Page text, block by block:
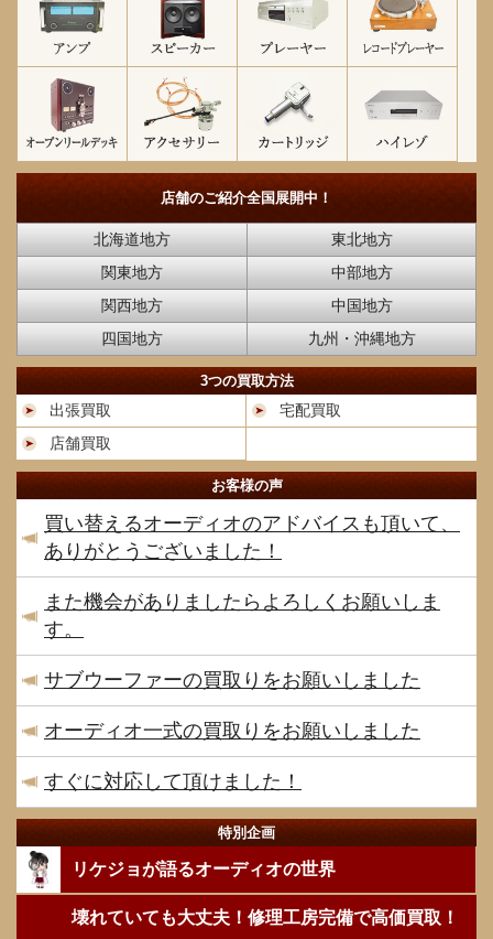
店舗のご紹介全国展開中！
北海道地方
東北地方
関東地方
中部地方
関西地方
中国地方
四国地方
九州・沖縄地方
3つの買取方法
出張買取
宅配買取
店舗買取
お客様の声
買い替えるオーディオのアドバイスも頂いて、
ありがとうございました！
また機会がありましたらよろしくお願いしま
す。
サブウーファーの買取りをお願いしました
オーディオ一式の買取りをお願いしました
すぐに対応して頂けました！
特別企画
リケジョが語るオーディオの世界
壊れていても大丈夫！修理工房完備で高価買取！